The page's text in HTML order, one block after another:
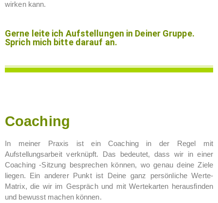
wirken kann.
Gerne leite ich Aufstellungen in Deiner Gruppe.
Sprich mich bitte darauf an.
Coaching
In meiner Praxis ist ein Coaching in der Regel mit
Aufstellungsarbeit verknüpft. Das bedeutet, dass wir in einer
Coaching -Sitzung besprechen können, wo genau deine Ziele
liegen. Ein anderer Punkt ist Deine ganz persönliche Werte-
Matrix, die wir im Gespräch und mit Wertekarten herausfinden
und bewusst machen können.